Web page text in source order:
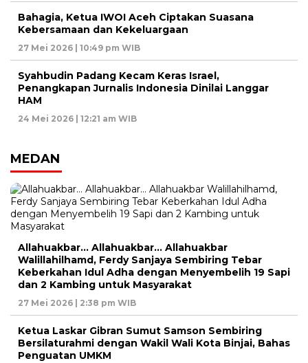
Bahagia, Ketua IWOI Aceh Ciptakan Suasana
Kebersamaan dan Kekeluargaan
27 Mei 2026 | 10:49 pm WIB
Syahbudin Padang Kecam Keras Israel,
Penangkapan Jurnalis Indonesia Dinilai Langgar
HAM
24 Mei 2026 | 12:21 am WIB
MEDAN
Allahuakbar… Allahuakbar… Allahuakbar
Walillahilhamd, Ferdy Sanjaya Sembiring Tebar
Keberkahan Idul Adha dengan Menyembelih 19 Sapi
dan 2 Kambing untuk Masyarakat
27 Mei 2026 | 2:38 pm WIB
Ketua Laskar Gibran Sumut Samson Sembiring
Bersilaturahmi dengan Wakil Wali Kota Binjai, Bahas
Penguatan UMKM